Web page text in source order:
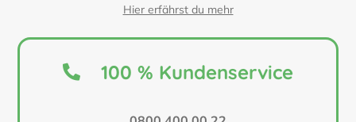
Hier erfährst du mehr
100 % Kundenservice